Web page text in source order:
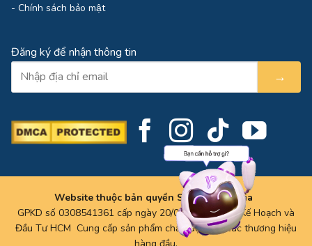
- Chính sách bảo mật
Đăng ký để nhận thông tin
→
Website thuộc bản quyền Sao Thủy Media
GPKD số 0308541361 cấp ngày 20/04/2009 tại Sở Kế Hoạch và
Đầu Tư HCM Cung cấp sản phẩm chất lượng từ các thương hiệu
hàng đầu.